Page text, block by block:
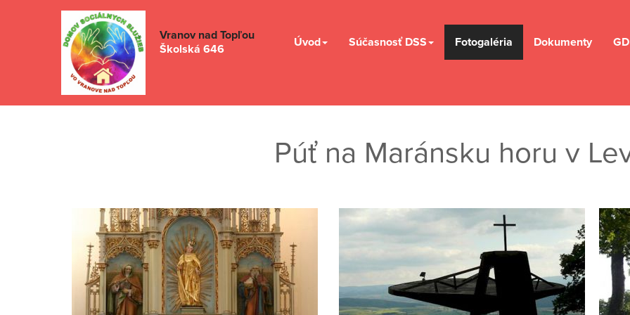
Vranov nad Topľou
Školská 646
Úvod Súčasnosť DSS Fotogaléria Dokumenty
Púť na Maránsku horu v